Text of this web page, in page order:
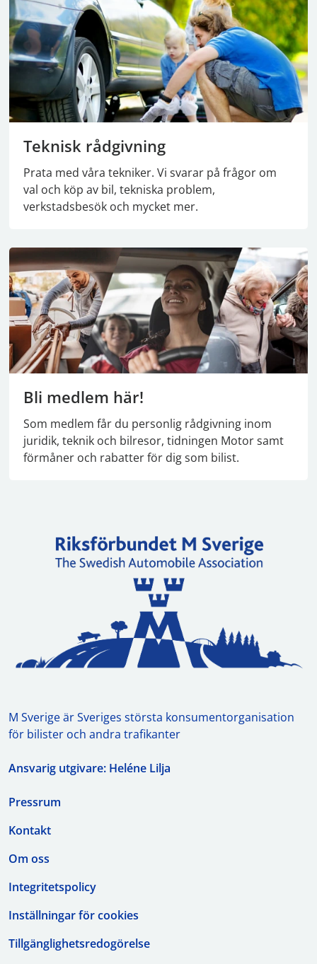
Teknisk rådgivning
Prata med våra tekniker. Vi svarar på frågor om
val och köp av bil, tekniska problem,
verkstadsbesök och mycket mer.
Bli medlem här!
Som medlem får du personlig rådgivning inom
juridik, teknik och bilresor, tidningen Motor samt
förmåner och rabatter för dig som bilist.
M Sverige är Sveriges största konsumentorganisation
för bilister och andra trafikanter
Ansvarig utgivare: Heléne Lilja
Pressrum
Kontakt
Om oss
Integritetspolicy
Inställningar för cookies
Tillgänglighetsredogörelse